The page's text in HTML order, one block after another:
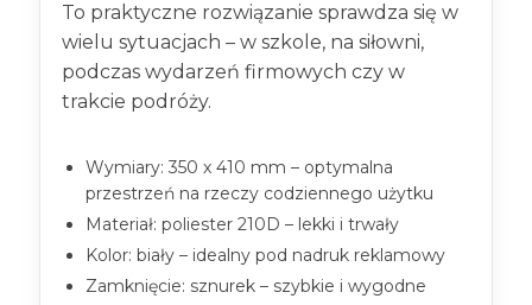
To praktyczne rozwiązanie sprawdza się w
wielu sytuacjach – w szkole, na siłowni,
podczas wydarzeń firmowych czy w
trakcie podróży.
Wymiary: 350 x 410 mm – optymalna
przestrzeń na rzeczy codziennego użytku
Materiał: poliester 210D – lekki i trwały
Kolor: biały – idealny pod nadruk reklamowy
Zamknięcie: sznurek – szybkie i wygodne